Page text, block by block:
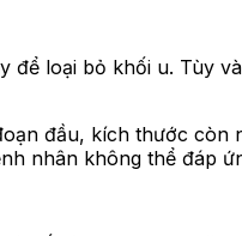
loại bỏ khối u. Tùy
đầu, kích thước
nhân không thể đáp